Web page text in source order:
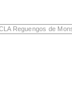
Reguengos de